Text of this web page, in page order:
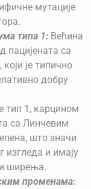
мутације
типа 1:Већина
пацијената са
је типично
добру
тип 1, карцином
са Линчевим
што значи
изгледа и имају
и ширења.
променама: